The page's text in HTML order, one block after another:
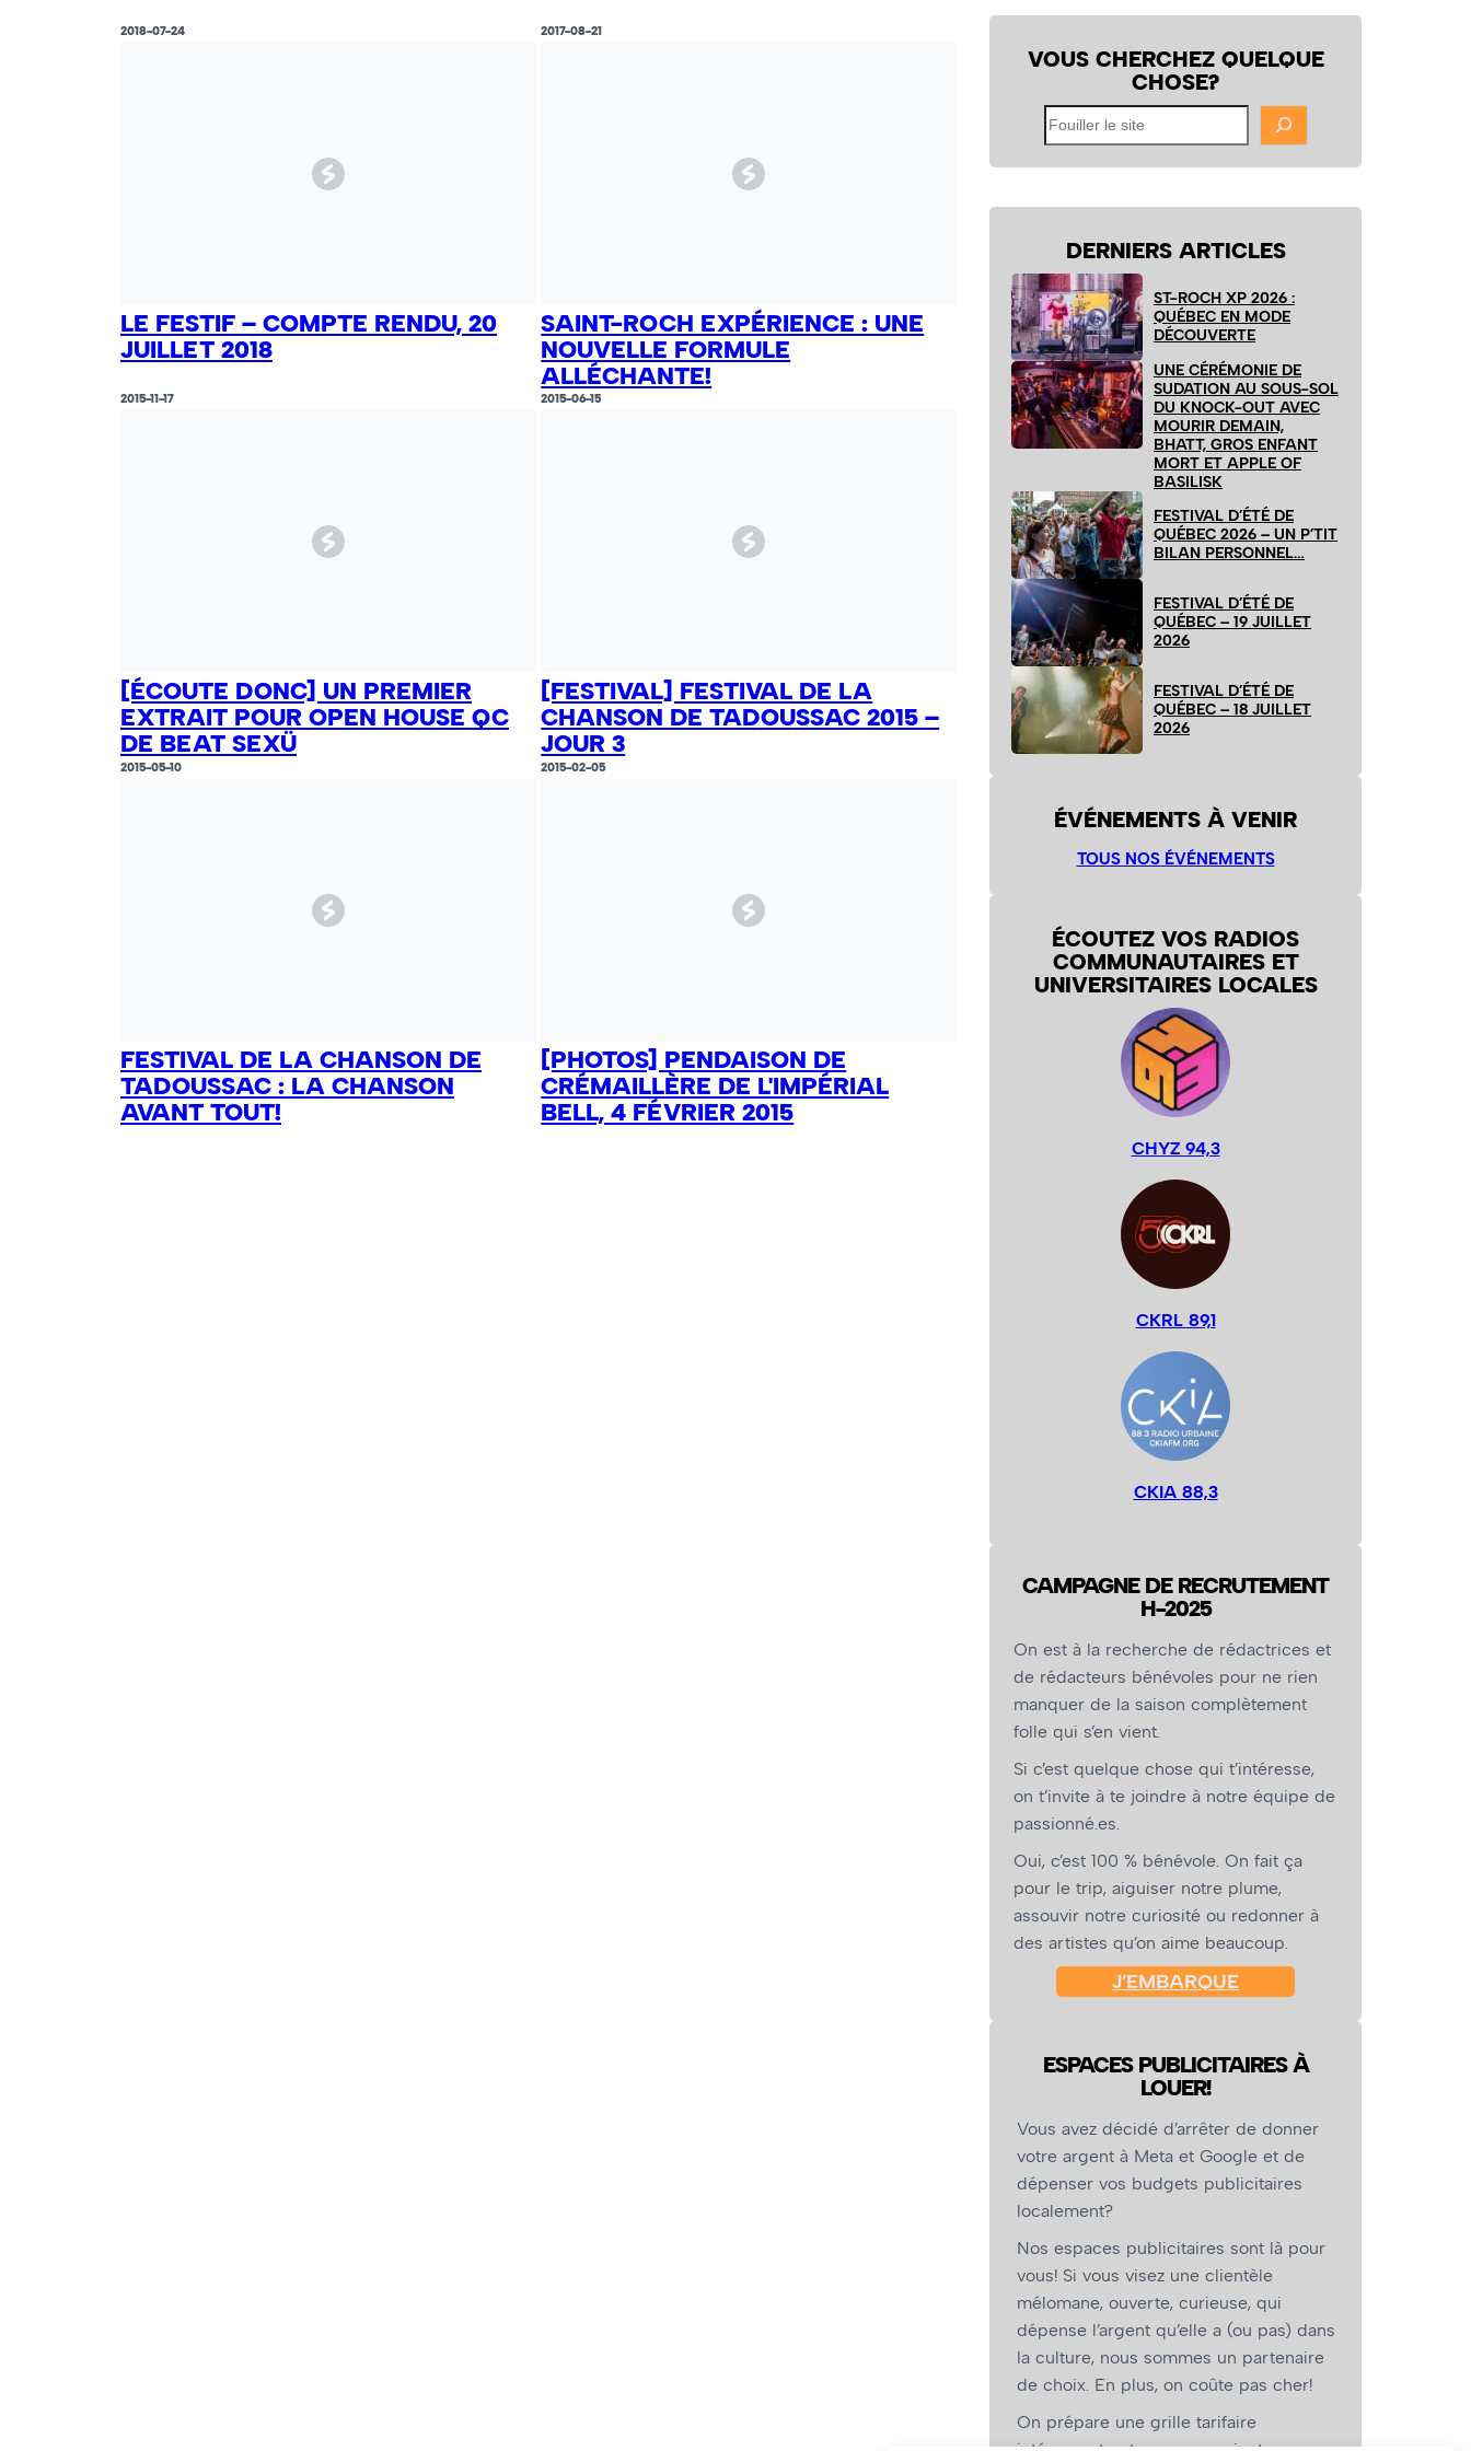
2018-07-24
LE FESTIF – COMPTE RENDU, 20
JUILLET 2018
2017-08-21
SAINT-ROCH EXPÉRIENCE : UNE
NOUVELLE FORMULE
ALLÉCHANTE!
2015-11-17
[ÉCOUTE DONC] UN PREMIER
EXTRAIT POUR OPEN HOUSE QC
DE BEAT SEXÜ
2015-06-15
[FESTIVAL] FESTIVAL DE LA
CHANSON DE TADOUSSAC 2015 –
JOUR 3
2015-05-10
FESTIVAL DE LA CHANSON DE
TADOUSSAC : LA CHANSON
AVANT TOUT!
2015-02-05
[PHOTOS] PENDAISON DE
CRÉMAILLÈRE DE L'IMPÉRIAL
BELL, 4 FÉVRIER 2015
VOUS CHERCHEZ QUELQUE
CHOSE?
Fouiller
le
site
DERNIERS ARTICLES
ST-ROCH XP 2026 :
QUÉBEC EN MODE
DÉCOUVERTE
UNE CÉRÉMONIE DE
SUDATION AU SOUS-SOL
DU KNOCK-OUT AVEC
MOURIR DEMAIN,
BHATT, GROS ENFANT
MORT ET APPLE OF
BASILISK
FESTIVAL D’ÉTÉ DE
QUÉBEC 2026 – UN P’TIT
BILAN PERSONNEL…
FESTIVAL D’ÉTÉ DE
QUÉBEC – 19 JUILLET
2026
FESTIVAL D’ÉTÉ DE
QUÉBEC – 18 JUILLET
2026
ÉVÉNEMENTS À VENIR
TOUS NOS ÉVÉNEMENTS
ÉCOUTEZ VOS RADIOS
COMMUNAUTAIRES ET
UNIVERSITAIRES LOCALES
CHYZ 94,3
CKRL 89,1
CKIA 88,3
CAMPAGNE DE RECRUTEMENT
H-2025
On est à la recherche de rédactrices et
de rédacteurs bénévoles pour ne rien
manquer de la saison complètement
folle qui s’en vient.
Si c’est quelque chose qui t’intéresse,
on t’invite à te joindre à notre équipe de
passionné.es.
Oui, c’est 100 % bénévole. On fait ça
pour le trip, aiguiser notre plume,
assouvir notre curiosité ou redonner à
des artistes qu’on aime beaucoup.
J’EMBARQUE
ESPACES PUBLICITAIRES À
LOUER!
Vous avez décidé d’arrêter de donner
votre argent à Meta et Google et de
dépenser vos budgets publicitaires
localement?
Nos espaces publicitaires sont là pour
vous! Si vous visez une clientèle
mélomane, ouverte, curieuse, qui
dépense l’argent qu’elle a (ou pas) dans
la culture, nous sommes un partenaire
de choix. En plus, on coûte pas cher!
On prépare une grille tarifaire